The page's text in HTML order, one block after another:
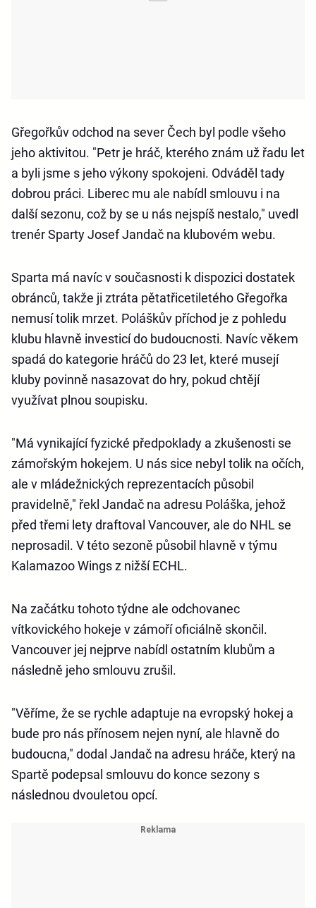
Gřegořkův odchod na sever Čech byl podle všeho
jeho aktivitou. "Petr je hráč, kterého znám už řadu let
a byli jsme s jeho výkony spokojeni. Odváděl tady
dobrou práci. Liberec mu ale nabídl smlouvu i na
další sezonu, což by se u nás nejspíš nestalo," uvedl
trenér Sparty Josef Jandač na klubovém webu.
Sparta má navíc v současnosti k dispozici dostatek
obránců, takže ji ztráta pětatřicetiletého Gřegořka
nemusí tolik mrzet. Poláškův příchod je z pohledu
klubu hlavně investicí do budoucnosti. Navíc věkem
spadá do kategorie hráčů do 23 let, které musejí
kluby povinně nasazovat do hry, pokud chtějí
využívat plnou soupisku.
"Má vynikající fyzické předpoklady a zkušenosti se
zámořským hokejem. U nás sice nebyl tolik na očích,
ale v mládežnických reprezentacích působil
pravidelně," řekl Jandač na adresu Poláška, jehož
před třemi lety draftoval Vancouver, ale do NHL se
neprosadil. V této sezoně působil hlavně v týmu
Kalamazoo Wings z nižší ECHL.
Na začátku tohoto týdne ale odchovanec
vítkovického hokeje v zámoří oficiálně skončil.
Vancouver jej nejprve nabídl ostatním klubům a
následně jeho smlouvu zrušil.
"Věříme, že se rychle adaptuje na evropský hokej a
bude pro nás přínosem nejen nyní, ale hlavně do
budoucna," dodal Jandač na adresu hráče, který na
Spartě podepsal smlouvu do konce sezony s
následnou dvouletou opcí.